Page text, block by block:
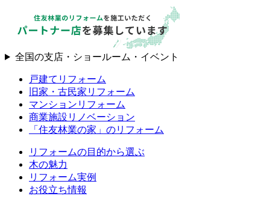
全国の支店・ショールーム・イベント
戸建てリフォーム
旧家・古民家リフォーム
マンションリフォーム
商業施設リノベーション
「住友林業の家」のリフォーム
リフォームの目的から選ぶ
木の魅力
リフォーム実例
お役立ち情報